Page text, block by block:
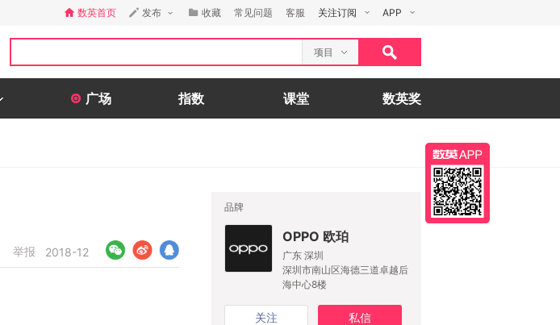
数英首页 发布 收藏 常见问题 客服 关注订阅 APP
项目
广场 指数 课堂 数英奖
举报 2018-12
品牌
OPPO 欧珀
广东 深圳
深圳市南山区海德三道卓越后
海中心8楼
关注 私信